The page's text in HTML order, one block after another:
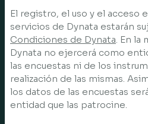
El registro, el uso y el acceso
servicios de Dynata estarán
Condiciones de Dynata. En la
Dynata no ejercerá como
las encuestas ni de los
realización de las mismas.
los datos de las encuestas
entidad que las patrocine.